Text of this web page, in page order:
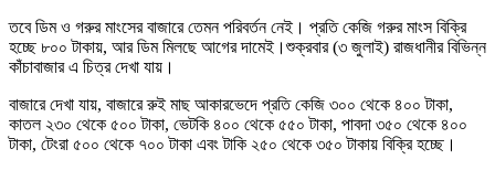
তবে ডিম ও গরুর মাংসের বাজারে তেমন পরিবর্তন নেই। প্রতি কেজি গরুর মাংস বিক্রি
হচ্ছে ৮০০ টাকায়, আর ডিম মিলছে আগের দামেই।শুক্রবার (৩ জুলাই) রাজধানীর বিভিন্ন
কাঁচাবাজার এ চিত্র দেখা যায়।
বাজারে দেখা যায়, বাজারে রুই মাছ আকারভেদে প্রতি কেজি ৩০০ থেকে ৪০০ টাকা,
কাতল ২৩০ থেকে ৫০০ টাকা, ভেটকি ৪০০ থেকে ৫৫০ টাকা, পাবদা ৩৫০ থেকে ৪০০
টাকা, টেংরা ৫০০ থেকে ৭০০ টাকা এবং টাকি ২৫০ থেকে ৩৫০ টাকায় বিক্রি হচ্ছে।